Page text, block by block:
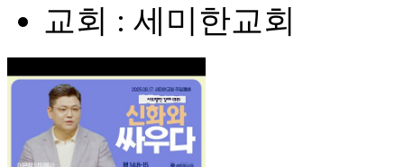
교회 : 세미한교회